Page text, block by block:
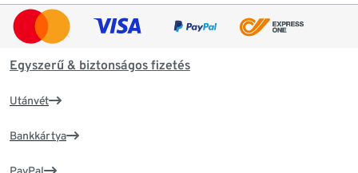
Egyszerű & biztonságos fizetés
Utánvét
Bankkártya
PayPal